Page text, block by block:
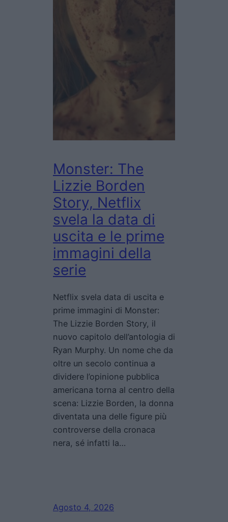
Monster: The
Lizzie Borden
Story, Netflix
svela la data di
uscita e le prime
immagini della
serie
Netflix svela data di uscita e
prime immagini di Monster:
The Lizzie Borden Story, il
nuovo capitolo dell’antologia di
Ryan Murphy. Un nome che da
oltre un secolo continua a
dividere l’opinione pubblica
americana torna al centro della
scena: Lizzie Borden, la donna
diventata una delle figure più
controverse della cronaca
nera, sé infatti la…
Agosto 4, 2026